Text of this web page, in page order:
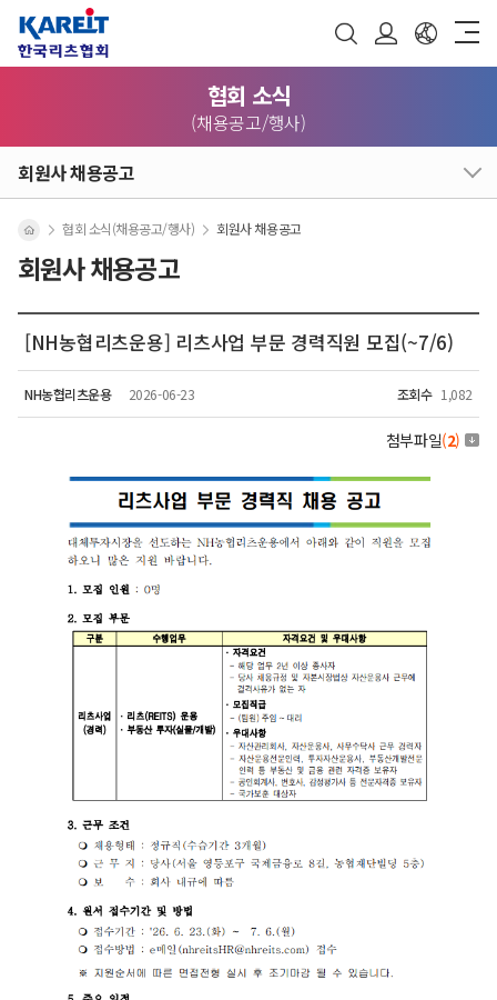
협회 소식
(채용공고/행사)
회원사 채용공고
회원사 채용공고
협회 소식(채용공고/행사) 회원사 채용공고
[NH농협리츠운용] 리츠사업 부문 경력직원 모집(~7/6)
NH농협리츠운용 2026-06-23 조회수 1,082
첨부파일(2)